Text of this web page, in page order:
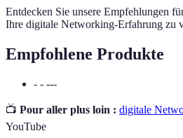
Entdecken Sie unsere Empfehlungen
Ihre digitale Networking-Erfahrung zu
Empfohlene Produkte
- - ---
📺 Pour aller plus loin : digitale
YouTube